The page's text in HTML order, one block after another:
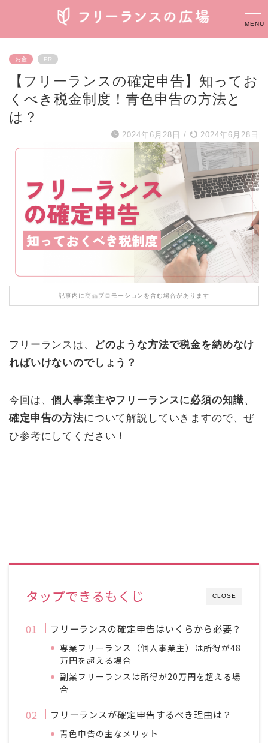
お金 PR
【フリーランスの確定申告】知ってお
くべき税金制度！青色申告の方法と
は？
2024年6月28日 / 2024年6月28日
記事内に商品プロモーションを含む場合があります
フリーランスは、
どのような方法で税金を納めなけ
ればいけないのでしょう？
今回は、個人事業主やフリーランスに必須の知識、
確定申告の方法について解説していきますので、ぜ
ひ参考にしてください！
CLOSE
タップできるもくじ
フリーランスの確定申告はいくらから必要？
専業フリーランス（個人事業主）は所得が48
万円を超える場合
副業フリーランスは所得が20万円を超える場
合
フリーランスが確定申告するべき理由は？
青色申告の主なメリット